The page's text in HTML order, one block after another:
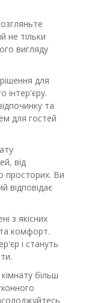
не тільки
вигляду
для
інтер'єру.
та
для гостей
від
просторих. Ви
відповідає
з якісних
та комфорт.
і стануть
більш